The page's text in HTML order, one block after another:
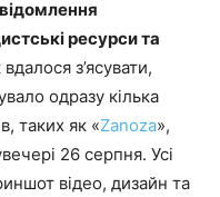
ресурси та
з’ясувати,
одразу кілька
таких як «Zanoza»,
26 серпня. Усі
відео, дизайн та